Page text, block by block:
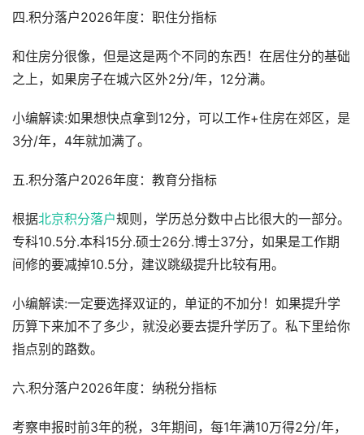
四.积分落户2026年度：职住分指标
和住房分很像，但是这是两个不同的东西！在居住分的基础
之上，如果房子在城六区外2分/年，12分满。
小编解读:如果想快点拿到12分，可以工作+住房在郊区，是
3分/年，4年就加满了。
五.积分落户2026年度：教育分指标
根据北京积分落户规则，学历总分数中占比很大的一部分。
专科10.5分.本科15分.硕士26分.博士37分，如果是工作期
间修的要减掉10.5分，建议跳级提升比较有用。
小编解读:一定要选择双证的，单证的不加分！如果提升学
历算下来加不了多少，就没必要去提升学历了。私下里给你
指点别的路数。
六.积分落户2026年度：纳税分指标
考察申报时前3年的税，3年期间，每1年满10万得2分/年，